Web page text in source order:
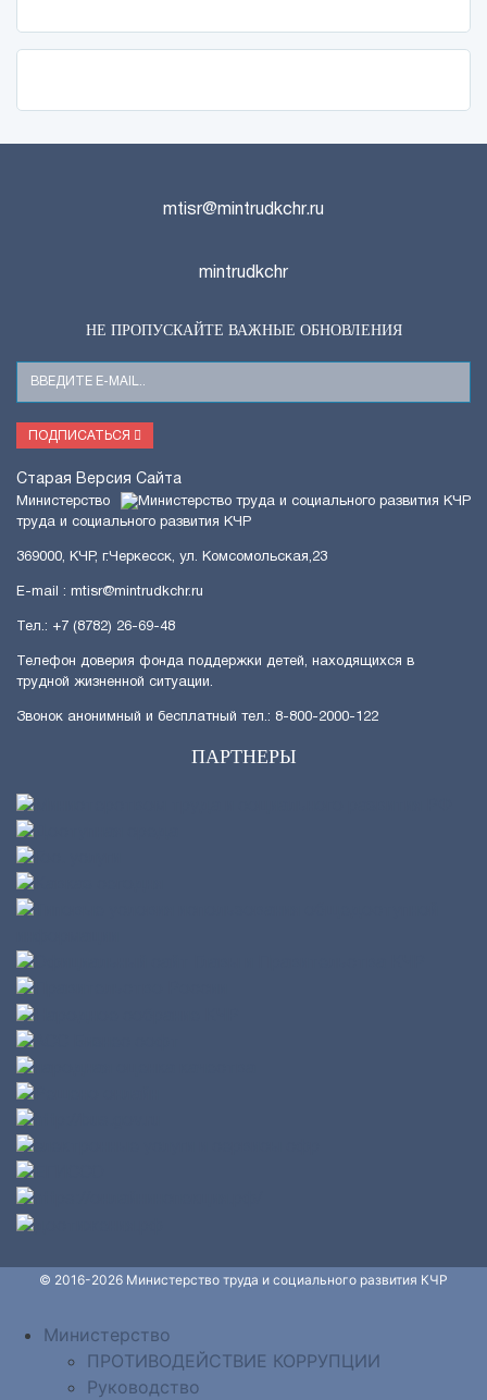
mtisr@mintrudkchr.ru
mintrudkchr
НЕ ПРОПУСКАЙТЕ ВАЖНЫЕ ОБНОВЛЕНИЯ
Ваш
E-
Mail
ПОДПИСАТЬСЯ
Старая Версия Сайта
Министерство
труда и социального развития КЧР
369000, КЧР, г.Черкесск, ул. Комсомольская,23
E-mail : mtisr@mintrudkchr.ru
Тел.: +7 (8782) 26-69-48
Телефон доверия фонда поддержки детей, находящихся в
трудной жизненной ситуации.
Звонок анонимный и бесплатный тел.: 8-800-2000-122
ПАРТНЕРЫ
© 2016-2026 Министерство труда и социального развития КЧР
Министерство
ПРОТИВОДЕЙСТВИЕ КОРРУПЦИИ
Руководство